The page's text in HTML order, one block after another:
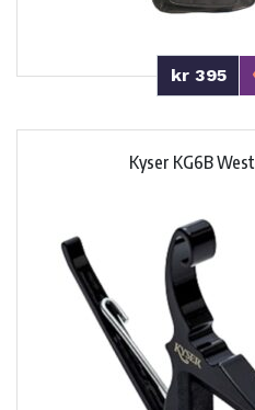
kr 395
Kyser KG6B